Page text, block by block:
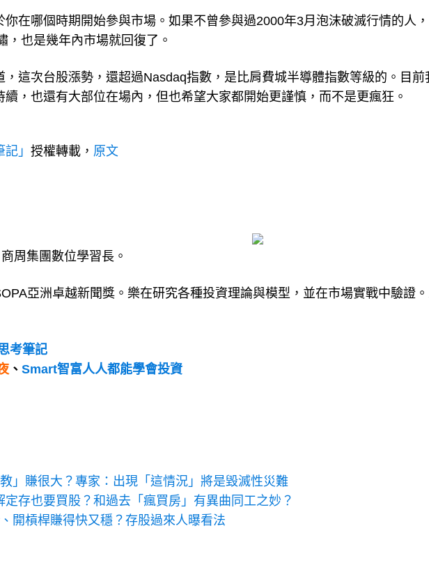
你在哪個時期開始參與市場。如果不曾參與過2000年3月泡沫破滅行情的人
，也是幾年內市場就回復了。
，這次台股漲勢，還超過Nasdaq指數，是比肩費城半導體指數等級的。目前
，也還有大部位在場內，但也希望大家都開始更謹慎，而不是更瘋狂。
」 授權轉載， 原文
周集團數位學習長。
亞洲卓越新聞獎。樂在研究各種投資理論與模型，並在市場實戰中驗證
考筆記
、 Smart智富人人都能學會投資
」賺很大？專家：出現「這情況」將是毀滅性災難
存也要買股？和過去「瘋買房」有異曲同工之妙？
開槓桿賺得快又穩？存股過來人曝看法